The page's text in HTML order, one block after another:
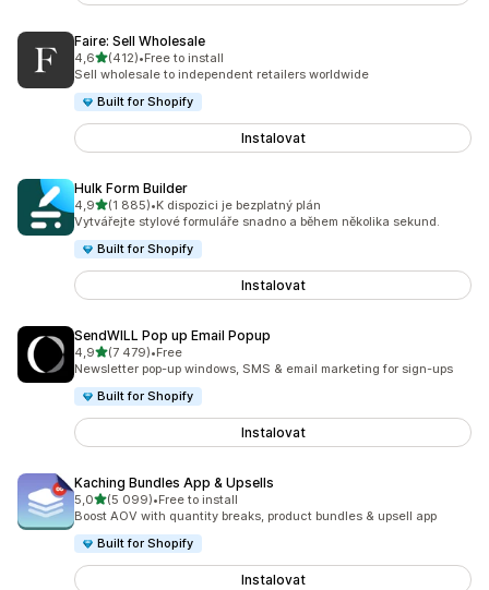
Faire: Sell Wholesale
4,6z 5 hvězd
(412)
Celkový počet recenzí: 412
•Free to install
Sell wholesale to independent retailers worldwide
Built for Shopify
Instalovat
Hulk Form Builder
4,9z 5 hvězd
(1 885)
Celkový počet recenzí: 1885
•K dispozici je bezplatný plán
Vytvářejte stylové formuláře snadno a během několika sekund.
Built for Shopify
Instalovat
SendWILL Pop up Email Popup
4,9z 5 hvězd
(7 479)
Celkový počet recenzí: 7479
•Free
Newsletter pop-up windows, SMS & email marketing for sign-ups
Built for Shopify
Instalovat
Kaching Bundles App & Upsells
5,0z 5 hvězd
(5 099)
Celkový počet recenzí: 5099
•Free to install
Boost AOV with quantity breaks, product bundles & upsell app
Built for Shopify
Instalovat